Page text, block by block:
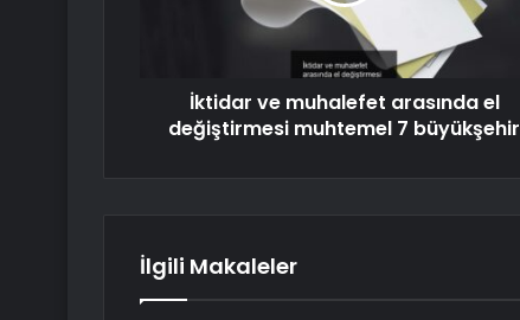
İktidar ve muhalefet arasında el
değiştirmesi muhtemel 7 büyükşehir
İlgili Makaleler